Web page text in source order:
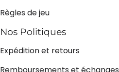
Règles de jeu
Nos Politiques
Expédition et retours